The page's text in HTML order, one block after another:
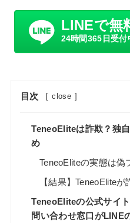
LINEで無
24時間365日受付
目次 [ close ]
TeneoEliteは詐欺？独
め
TeneoEliteの実態は偽
【結果】TeneoElite
TeneoEliteの公式サイ
問い合わせ窓口がLINE